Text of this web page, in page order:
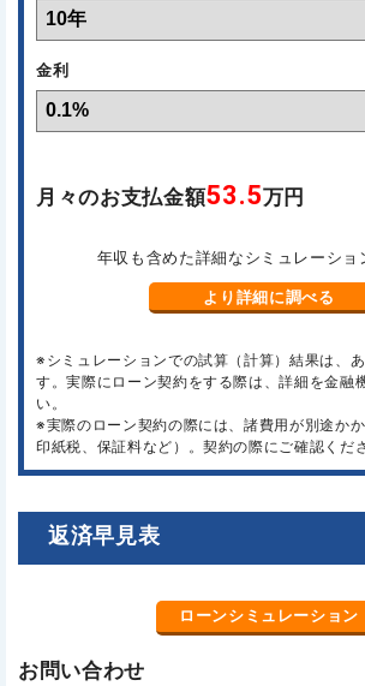
金利
月々のお支払金額53.5万円
年収も含めた詳細なシミュレーショ
より詳細に調べる
※シミュレーションでの試算（計算）結果は、
す。実際にローン契約をする際は、詳細を金融
い。
※実際のローン契約の際には、諸費用が別途か
印紙税、保証料など）。契約の際にご確認くだ
返済早見表
ローンシミュレーション
お問い合わせ